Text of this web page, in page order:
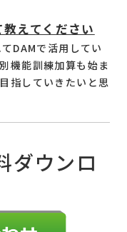
えてください
DAMで活用してい
機能訓練加算も始ま
指していきたいと思
ダウンロ